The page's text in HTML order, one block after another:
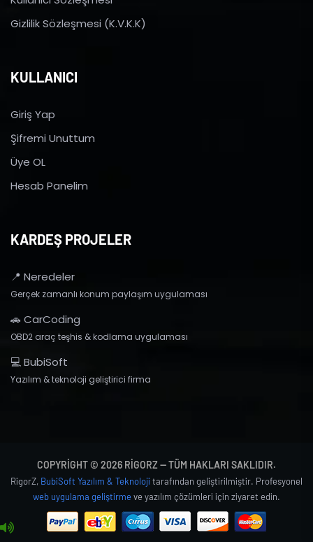
Gizlilik Sözleşmesi (K.V.K.K)
KULLANICI
Giriş Yap
Şifremi Unuttum
Üye OL
Hesab Panelim
KARDEŞ PROJELER
📍 Neredeler
Gerçek zamanlı konum paylaşım uygulaması
🚗 CarCoding
OBD2 araç teşhis & kodlama uygulaması
💻 BubiSoft
Yazılım & teknoloji geliştirici firma
COPYRIGHT © 2026 RIGORZ — TÜM HAKLARI SAKLIDIR.
RigorZ, BubiSoft Yazılım & Teknoloji tarafından geliştirilmiştir. Profesyonel
web uygulama geliştirmeve yazılım çözümleri için ziyaret edin.